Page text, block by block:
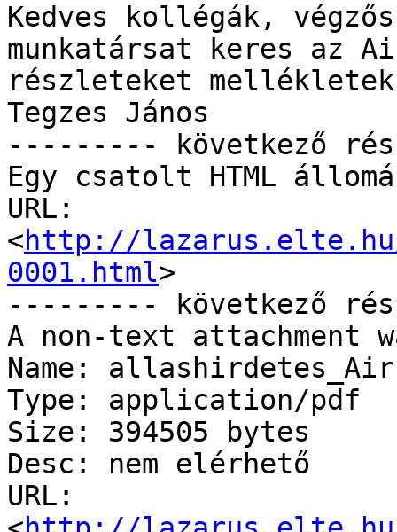
Kedves kollégák,
munkatársat keres az
részleteket
Tegzes János
--------- következő
Egy csatolt HTML
URL:
<http://lazarus.elte.hu/
0001.html>
--------- következő
A non-text attachment
Name:
Type: application/pdf
Size: 394505 bytes
Desc: nem elérhető
URL: